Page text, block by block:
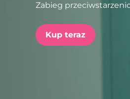
Zabieg
Kup teraz
issa™ Teeth Whitening Set